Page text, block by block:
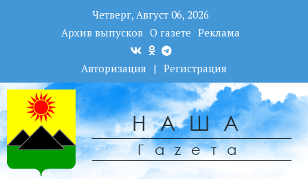
Четверг, Август 06, 2026
Архив выпусков О газете Реклама
Авторизация | Регистрация
НАША
Гаzета